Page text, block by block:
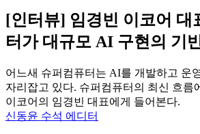
[인터뷰] 임경빈 이코어 대
터가 대규모 AI 구현의 기
어느새 슈퍼컴퓨터는 AI를 개발하고 운
자리잡고 있다. 슈퍼컴퓨터의 최신 흐름
이코어의 임경빈 대표에게 들어본다.
신동윤 수석 에디터